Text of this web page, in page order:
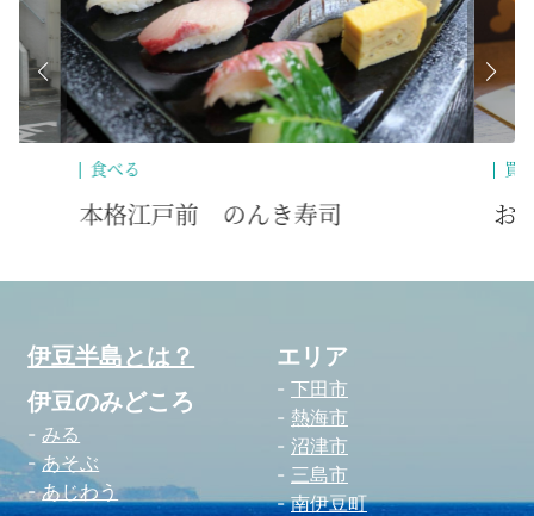
買う
お菓子工房 アルページュ
泊
靑
伊豆半島とは？
伊豆のみどころ
みる
あそぶ
あじわう
エリア
下田市
熱海市
沼津市
三島市
南伊豆町